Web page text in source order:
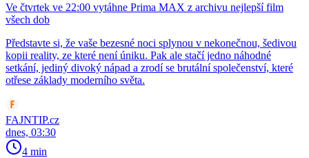
Ve čtvrtek ve 22:00 vytáhne Prima MAX z archivu nejlepší film
všech dob
Představte si, že vaše bezesné noci splynou v nekonečnou, šedivou
kopii reality, ze které není úniku. Pak ale stačí jedno náhodné
setkání, jediný divoký nápad a zrodí se brutální společenství, které
otřese základy moderního světa.
FAJNTIP.cz
dnes, 03:30
4 min